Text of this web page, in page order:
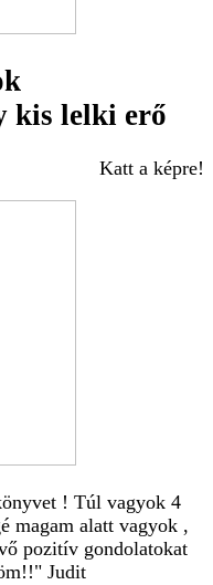
kis lelki erő
Katt a képre!
! Túl vagyok 4
magam alatt vagyok ,
pozitív gondolatokat
Judit